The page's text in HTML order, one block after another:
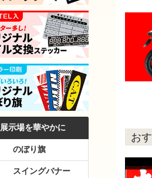
展示場を華やかに
のぼり旗
スイングバナー
お